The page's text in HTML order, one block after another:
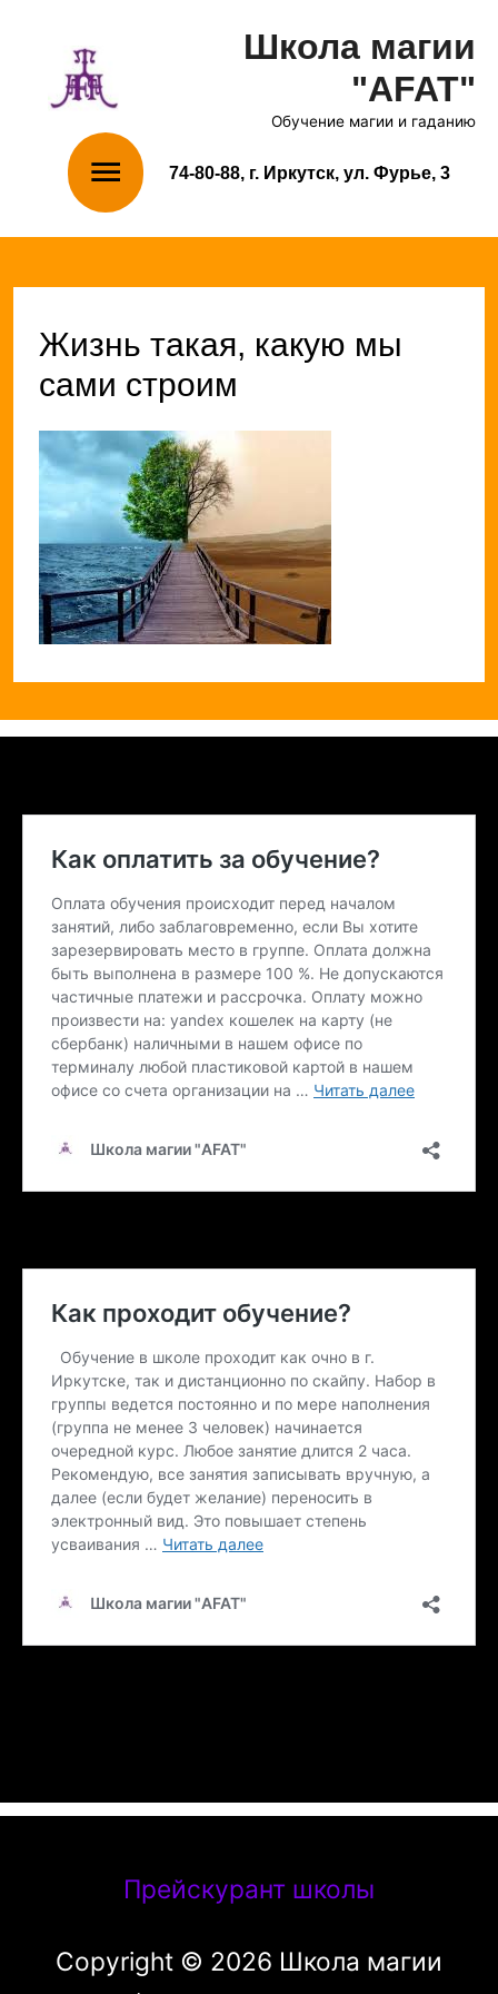
Школа магии
"AFAT"
Обучение магии и гаданию
Главное
меню
74-80-88, г. Иркутск, ул. Фурье, 3
Жизнь такая, какую мы
сами строим
Прейскурант школы
Copyright © 2026 Школа магии